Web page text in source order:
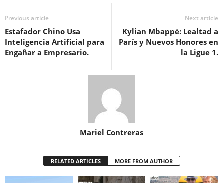
Previous article
Estafador Chino Usa
Inteligencia Artificial para
Engañar a Empresario.
Next article
Kylian Mbappé: Lealtad a
París y Nuevos Honores en
la Ligue 1.
Mariel Contreras
RELATED ARTICLES MORE FROM AUTHOR